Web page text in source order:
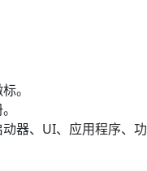
。
器、UI、应用程序、